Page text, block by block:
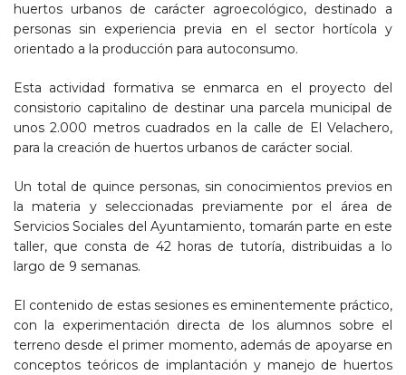
huertos urbanos de carácter agroecológico, destinado a
personas sin experiencia previa en el sector hortícola y
orientado a la producción para autoconsumo.
Esta actividad formativa se enmarca en el proyecto del
consistorio capitalino de destinar una parcela municipal de
unos 2.000 metros cuadrados en la calle de El Velachero,
para la creación de huertos urbanos de carácter social.
Un total de quince personas, sin conocimientos previos en
la materia y seleccionadas previamente por el área de
Servicios Sociales del Ayuntamiento, tomarán parte en este
taller, que consta de 42 horas de tutoría, distribuidas a lo
largo de 9 semanas.
El contenido de estas sesiones es eminentemente práctico,
con la experimentación directa de los alumnos sobre el
terreno desde el primer momento, además de apoyarse en
conceptos teóricos de implantación y manejo de huertos